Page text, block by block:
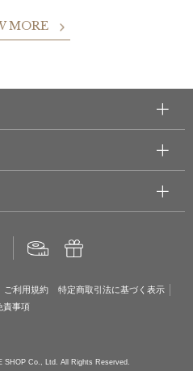
MORE
ご利用規約
特定商取引法に基づく表示
責事項
SHOP Co., Ltd. All Rights Reserved.